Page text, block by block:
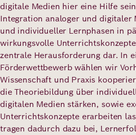
digitale Medien hier eine Hilfe
Integration analoger und digitaler
und individueller Lernphasen in
wirkungsvolle
zentrale Herausforderung dar. In
Förderwettbewerb wählen wir
Wissenschaft und Praxis
die Theoriebildung über
digitalen Medien stärken, sowie
Unterrichtskonzepte erarbeiten
tragen dadurch dazu bei,